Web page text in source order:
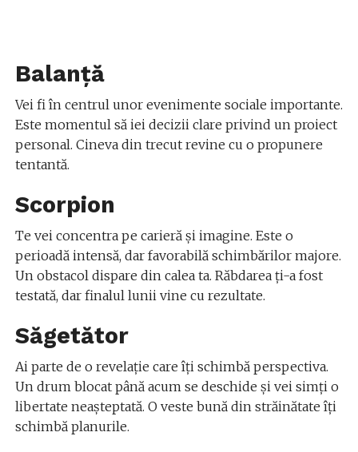
Balanță
Vei fi în centrul unor evenimente sociale importante.
Este momentul să iei decizii clare privind un proiect
personal. Cineva din trecut revine cu o propunere
tentantă.
Scorpion
Te vei concentra pe carieră și imagine. Este o
perioadă intensă, dar favorabilă schimbărilor majore.
Un obstacol dispare din calea ta. Răbdarea ți-a fost
testată, dar finalul lunii vine cu rezultate.
Săgetător
Ai parte de o revelație care îți schimbă perspectiva.
Un drum blocat până acum se deschide și vei simți o
libertate neașteptată. O veste bună din străinătate îți
schimbă planurile.